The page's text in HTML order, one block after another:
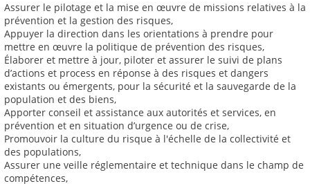
Assurer le pilotage et la mise en œuvre de missions relatives à la
prévention et la gestion des risques,
Appuyer la direction dans les orientations à prendre pour
mettre en œuvre la politique de prévention des risques,
Élaborer et mettre à jour, piloter et assurer le suivi de plans
d’actions et process en réponse à des risques et dangers
existants ou émergents, pour la sécurité et la sauvegarde de la
population et des biens,
Apporter conseil et assistance aux autorités et services, en
prévention et en situation d’urgence ou de crise,
Promouvoir la culture du risque à l'échelle de la collectivité et
des populations,
Assurer une veille réglementaire et technique dans le champ de
compétences,